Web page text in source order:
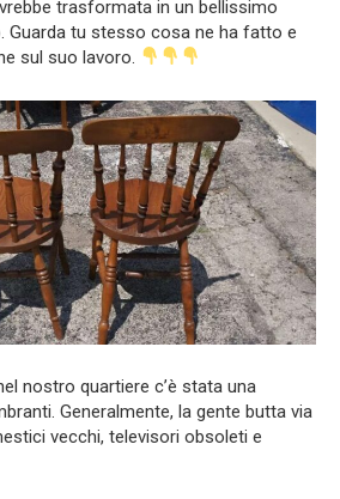
trasformata in un bellissimo
Guarda tu stesso cosa ne ha fatto e
sul suo lavoro.
nostro quartiere c’è stata una
Generalmente, la gente butta via
vecchi, televisori obsoleti e